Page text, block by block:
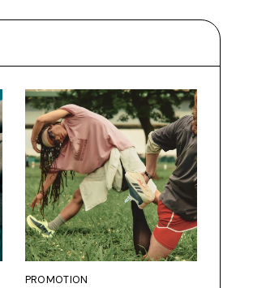
PROMOTION